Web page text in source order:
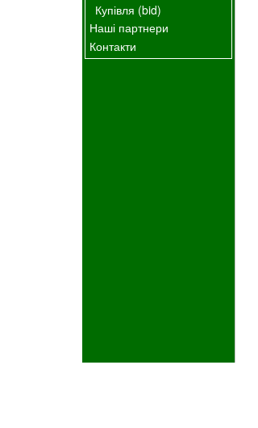
Купівля (bid)
Наші партнери
Контакти